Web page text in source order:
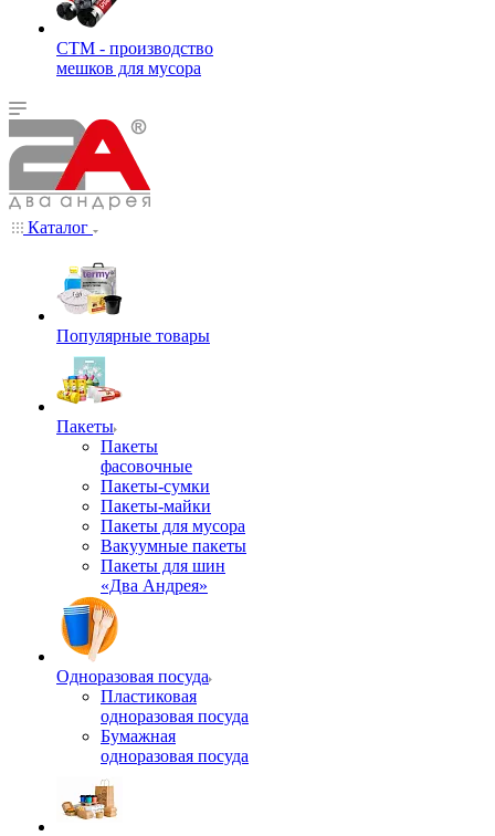
СТМ - производство
мешков для мусора
Каталог
Популярные товары
Пакеты
Пакеты
фасовочные
Пакеты-сумки
Пакеты-майки
Пакеты для мусора
Вакуумные пакеты
Пакеты для шин
«Два Андрея»
Одноразовая посуда
Пластиковая
одноразовая посуда
Бумажная
одноразовая посуда